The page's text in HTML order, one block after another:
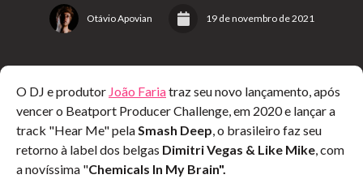
Otávio Apovian 19 de novembro de 2021
O DJ e produtor João Fariatraz seu novo lançamento, após
vencer o Beatport Producer Challenge, em 2020 e lançar a
track "Hear Me" pelaSmash Deep, o brasileiro faz seu
retorno à label dos belgas Dimitri Vegas & Like Mike, com
a novíssima "Chemicals In My Brain".